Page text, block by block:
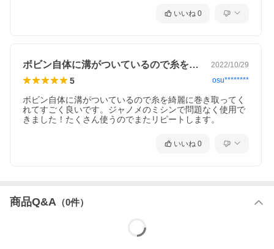
いいね 0
ボビン自体に溝がついているので糸を綺麗… 2022/10/29
5 osu********
ボビン自体に溝がついているので糸を綺麗に巻き取ってく
れてすごく良いです。ジャノメのミシンで問題なく使用で
きました！たくさん使うのでまたリピートします。
いいね 0
商品Q&A （0件）